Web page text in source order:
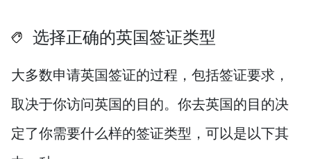
选择正确的英国签证类型
大多数申请英国签证的过程，包括签证要求，
取决于你访问英国的目的。你去英国的目的决
定了你需要什么样的签证类型，可以是以下其